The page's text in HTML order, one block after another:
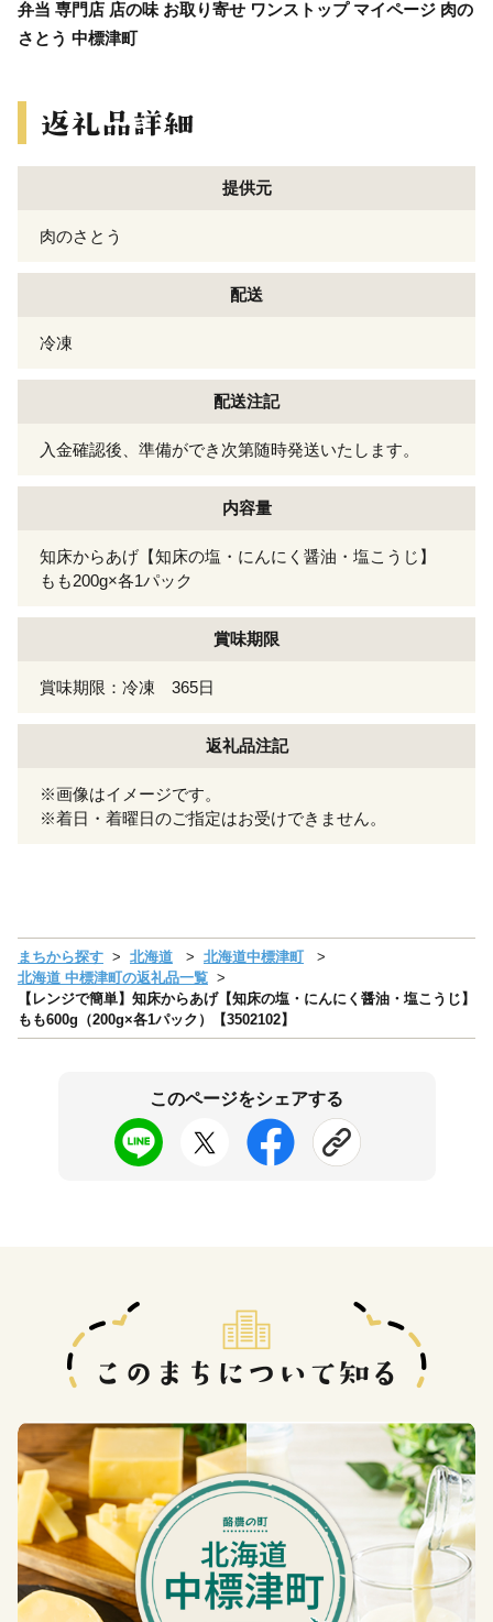
弁当 専門店 店の味 お取り寄せ ワンストップ マイページ 肉の
さとう 中標津町
提供元
肉のさとう
配送
冷凍
配送注記
入金確認後、準備ができ次第随時発送いたします。
内容量
知床からあげ【知床の塩・にんにく醤油・塩こうじ】
もも200g×各1パック
賞味期限
賞味期限：冷凍 365日
返礼品注記
※画像はイメージです。
※着日・着曜日のご指定はお受けできません。
まちから探す 北海道
北海道中標津町
北海道 中標津町の返礼品一覧
【レンジで簡単】知床からあげ【知床の塩・にんにく醤油・塩こうじ】
もも600g（200g×各1パック）【3502102】
このページをシェアする